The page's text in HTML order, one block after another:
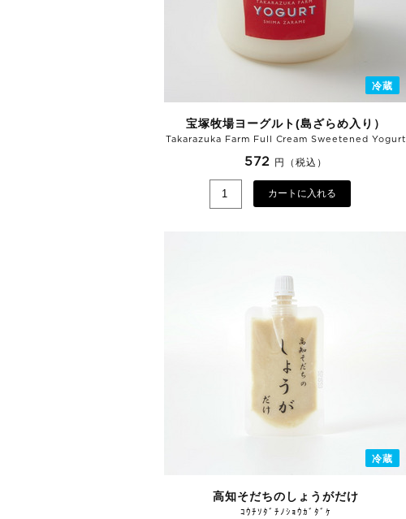
冷蔵
宝塚牧場ヨーグルト(島ざらめ入り）
Takarazuka Farm Full Cream Sweetened Yogurt
572 円（税込）
カートに入れる
冷蔵
高知そだちのしょうがだけ
ｺｳﾁｿﾀﾞﾁﾉｼｮｳｶﾞﾀﾞｹ